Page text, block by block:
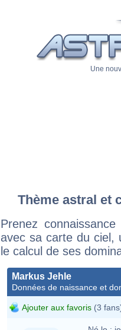
Une
Thème astral et
Prenez
avec sa carte du ciel,
le calcul de ses
Markus Jehle
Données de naissance et
Ajouter aux favoris (3